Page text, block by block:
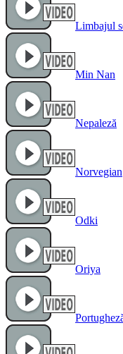
Limbajul
Min Nan
Nepaleză
Norvegian
Odki
Oriya